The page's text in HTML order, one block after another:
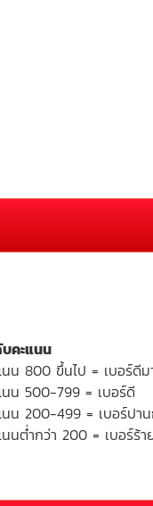
บคะแนน
นน 800 ขึ้นไป = เบอร์ดี
นน 500-799 = เบอร์ดี
นน 200-499 = เบอร์ปา
นนต่ำกว่า 200 = เบอร์ร้า